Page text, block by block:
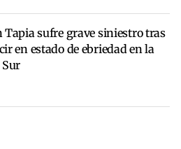
Tapia sufre grave siniestro tras
en estado de ebriedad en la
Sur